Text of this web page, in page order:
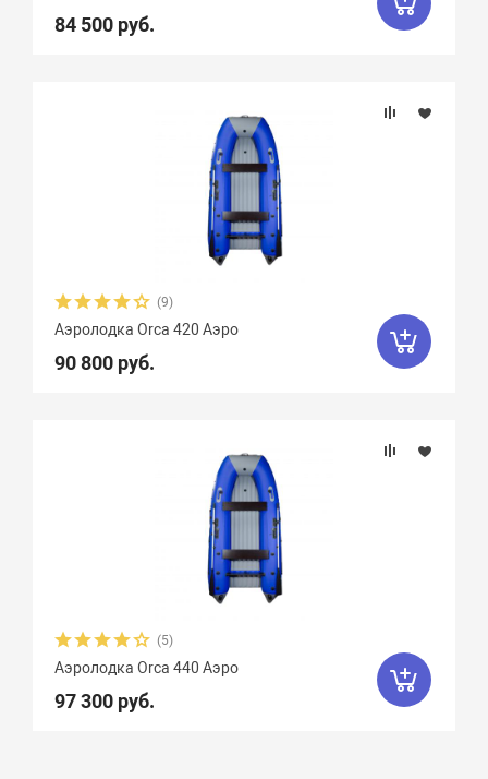
84 500 руб.
(9)
Аэролодка Orca 420 Аэро
90 800 руб.
(5)
Аэролодка Orca 440 Аэро
97 300 руб.